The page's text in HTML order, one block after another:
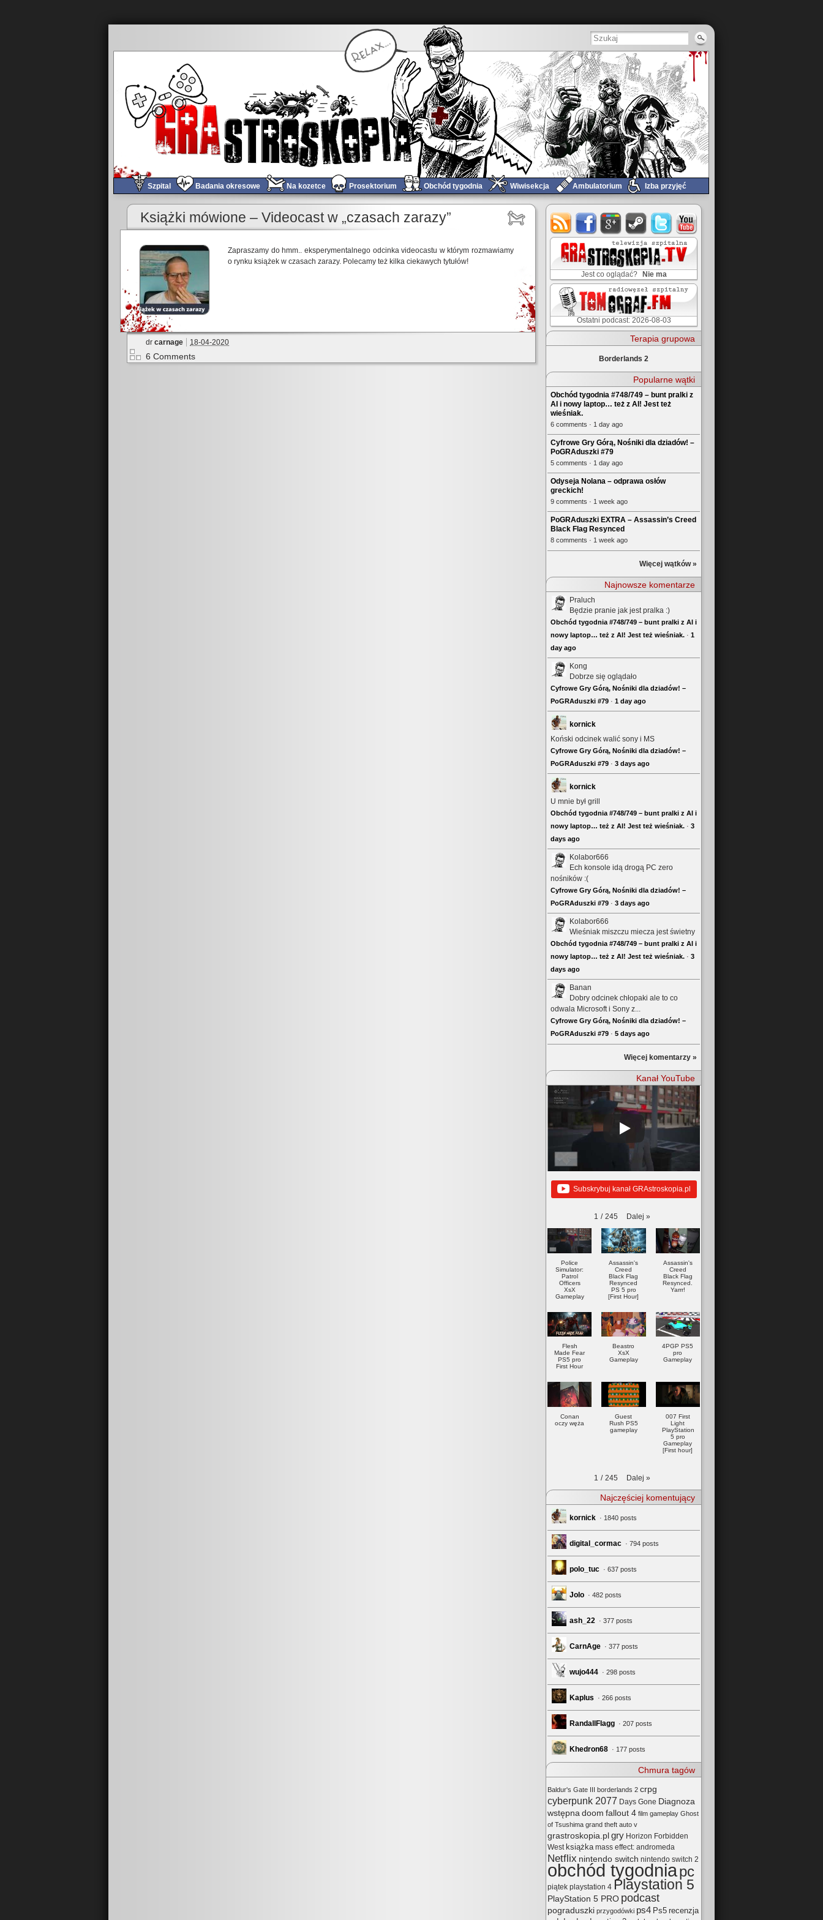
Szpital Badania okresowe Na kozetce Prosektorium Obchód tygodnia Wiwisekcja Ambulatorium Izba przyjęć
Książki mówione – Videocast w „czasach zarazy”
Zapraszamy do hmm.. eksperymentalnego odcinka videocastu w którym rozmawiamy
o rynku książek w czasach zarazy. Polecamy też kilka ciekawych tytułów!
dr carnage 18-04-2020
6 Comments
Jest co oglądać? Nie ma
Ostatni podcast: 2026-08-03
Terapia grupowa
Borderlands 2
Popularne wątki
Obchód tygodnia #748/749 – bunt pralki z
AI i nowy laptop… też z AI! Jest też
wieśniak.
6 comments · 1 day ago
Cyfrowe Gry Górą, Nośniki dla dziadów! –
PoGRAduszki #79
5 comments · 1 day ago
Odyseja Nolana – odprawa osłów
greckich!
9 comments · 1 week ago
PoGRAduszki EXTRA – Assassin’s Creed
Black Flag Resynced
8 comments · 1 week ago
Więcej wątków »
Najnowsze komentarze
Praluch
Będzie pranie jak jest pralka :)
Obchód tygodnia #748/749 – bunt pralki z AI i
nowy laptop… też z AI! Jest też wieśniak. · 1
day ago
Kong
Dobrze się oglądało
Cyfrowe Gry Górą, Nośniki dla dziadów! –
PoGRAduszki #79 · 1 day ago
kornick
Koński odcinek walić sony i MS
Cyfrowe Gry Górą, Nośniki dla dziadów! –
PoGRAduszki #79 · 3 days ago
kornick
U mnie był grill
Obchód tygodnia #748/749 – bunt pralki z AI i
nowy laptop… też z AI! Jest też wieśniak. · 3
days ago
Kolabor666
Ech konsole idą drogą PC zero
nośników :(
Cyfrowe Gry Górą, Nośniki dla dziadów! –
PoGRAduszki #79 · 3 days ago
Kolabor666
Wieśniak miszczu miecza jest świetny
Obchód tygodnia #748/749 – bunt pralki z AI i
nowy laptop… też z AI! Jest też wieśniak. · 3
days ago
Banan
Dobry odcinek chłopaki ale to co
odwala Microsoft i Sony z...
Cyfrowe Gry Górą, Nośniki dla dziadów! –
PoGRAduszki #79 · 5 days ago
Więcej komentarzy »
Kanał YouTube
Subskrybuj kanał GRAstroskopia.pl
1 / 245 Dalej »
Police
Simulator:
Patrol
Officers
XsX
Gameplay
Assassin's
Creed
Black Flag
Resynced
PS 5 pro
[First Hour]
Assassin's
Creed
Black Flag
Resynced.
Yarrr!
Flesh
Made Fear
PS5 pro
First Hour
Beastro
XsX
Gameplay
4PGP PS5
pro
Gameplay
Conan
oczy węża
Guest
Rush PS5
gameplay
007 First
Light
PlayStation
5 pro
Gameplay
[First hour]
1 / 245 Dalej »
Najczęściej komentujący
kornick · 1840 posts
digital_cormac · 794 posts
polo_tuc · 637 posts
Jolo · 482 posts
ash_22 · 377 posts
CarnAge · 377 posts
wujo444 · 298 posts
Kaplus · 266 posts
RandallFlagg · 207 posts
Khedron68 · 177 posts
Chmura tagów
Baldur's Gate III borderlands 2 crpg
cyberpunk 2077 Days Gone Diagnoza
wstępnadoom fallout 4 film gameplay Ghost
of Tsushima grand theft auto v
grastroskopia.pl gry Horizon Forbidden
West książka mass effect: andromeda
Netflix nintendo switch nintendo switch 2
obchód tygodniapc
piątek playstation 4 Playstation 5
PlayStation 5 PRO podcast
pograduszki przygodówki ps4 Ps5 recenzja